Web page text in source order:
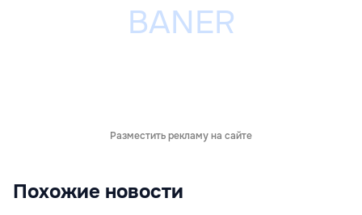
Разместить рекламу на сайте
Похожие новости